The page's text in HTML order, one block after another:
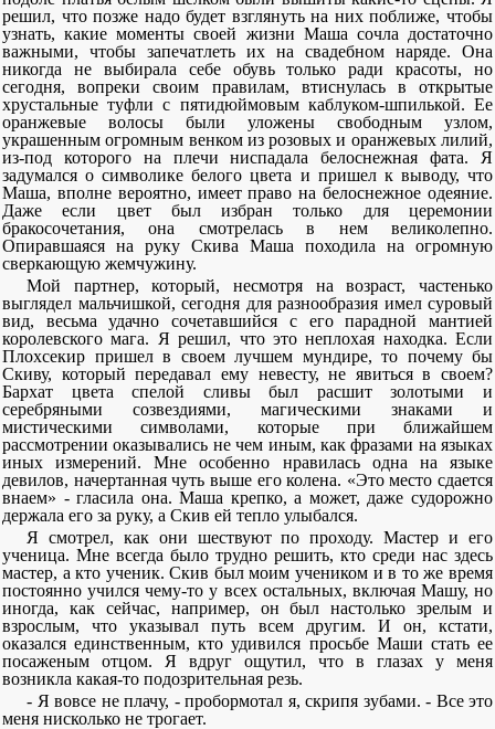
решил, что позже надо будет взглянуть на них поближе, чтобы
узнать, какие моменты своей жизни Маша сочла достаточно
важными, чтобы запечатлеть их на свадебном наряде. Она
никогда не выбирала себе обувь только ради красоты, но
сегодня, вопреки своим правилам, втиснулась в открытые
хрустальные туфли с пятидюймовым каблуком-шпилькой. Ее
оранжевые волосы были уложены свободным узлом,
украшенным огромным венком из розовых и оранжевых лилий,
из-под которого на плечи ниспадала белоснежная фата. Я
задумался о символике белого цвета и пришел к выводу, что
Маша, вполне вероятно, имеет право на белоснежное одеяние.
Даже если цвет был избран только для церемонии
бракосочетания, она смотрелась в нем великолепно.
Опиравшаяся на руку Скива Маша походила на огромную
сверкающую жемчужину.
Мой партнер, который, несмотря на возраст, частенько
выглядел мальчишкой, сегодня для разнообразия имел суровый
вид, весьма удачно сочетавшийся с его парадной мантией
королевского мага. Я решил, что это неплохая находка. Если
Плохсекир пришел в своем лучшем мундире, то почему бы
Скиву, который передавал ему невесту, не явиться в своем?
Бархат цвета спелой сливы был расшит золотыми и
серебряными созвездиями, магическими знаками и
мистическими символами, которые при ближайшем
рассмотрении оказывались не чем иным, как фразами на языках
иных измерений. Мне особенно нравилась одна на языке
девилов, начертанная чуть выше его колена. «Это место сдается
внаем» - гласила она. Маша крепко, а может, даже судорожно
держала его за руку, а Скив ей тепло улыбался.
Я смотрел, как они шествуют по проходу. Мастер и его
ученица. Мне всегда было трудно решить, кто среди нас здесь
мастер, а кто ученик. Скив был моим учеником и в то же время
постоянно учился чему-то у всех остальных, включая Машу, но
иногда, как сейчас, например, он был настолько зрелым и
взрослым, что указывал путь всем другим. И он, кстати,
оказался единственным, кто удивился просьбе Маши стать ее
посаженым отцом. Я вдруг ощутил, что в глазах у меня
возникла какая-то подозрительная резь.
- Я вовсе не плачу, - пробормотал я, скрипя зубами. - Все это
меня нисколько не трогает.